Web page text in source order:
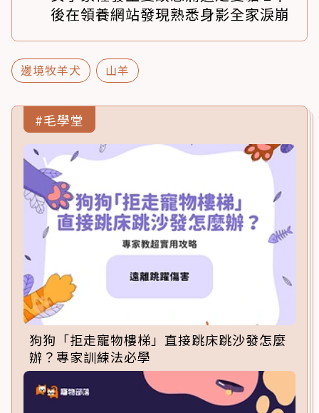
後在領養網站發現熟悉身影全家淚崩
邊境牧羊犬 山羊
#毛學堂
狗狗「拒走寵物樓梯」直接跳床跳沙發怎麼
辦？專家訓練法必學